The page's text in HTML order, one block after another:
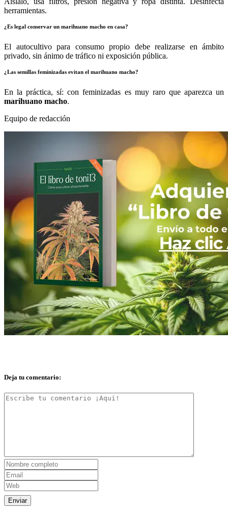
herramientas.
¿Es legal conservar un marihuano macho en casa?
El autocultivo para consumo propio debe realizarse en ámbito
privado, sin ánimo de tráfico ni exposición pública.
¿Las semillas feminizadas evitan el marihuano macho?
En la práctica, sí: con feminizadas es muy raro que aparezca un
marihuano macho.
Equipo de redacción
Deja tu comentario: